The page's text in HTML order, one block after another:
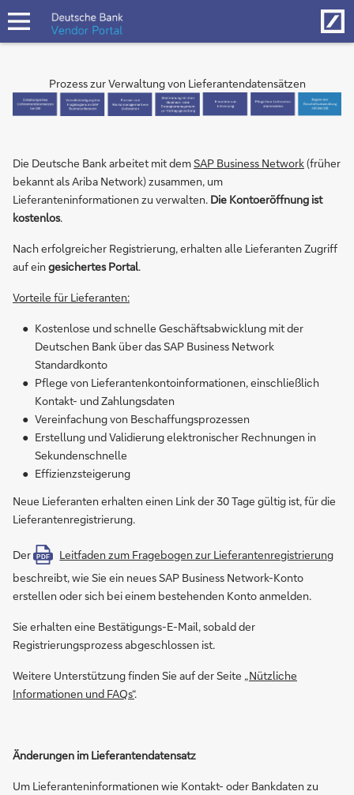
Prozess zur Verwaltung von Lieferantendatensätzen
Die Deutsche Bank arbeitet mit demSAP Business Network(früher
bekannt als Ariba Network) zusammen, um
Lieferanteninformationen zu verwalten. Die Kontoeröffnung ist
kostenlos.
Nach erfolgreicher Registrierung, erhalten alle Lieferanten Zugriff
auf ein gesichertes Portal.
Vorteile für Lieferanten:
Kostenlose und schnelle Geschäftsabwicklung mit der
Deutschen Bank über das SAP Business Network
Standardkonto
Pflege von Lieferantenkontoinformationen, einschließlich
Kontakt- und Zahlungsdaten
Vereinfachung von Beschaffungsprozessen
Erstellung und Validierung elektronischer Rechnungen in
Sekundenschnelle
Effizienzsteigerung
Neue Lieferanten erhalten einen Link der 30 Tage gültig ist, für die
Lieferantenregistrierung.
Der PDF
Leitfaden zum Fragebogen zur Lieferantenregistrierung
beschreibt, wie Sie ein neues SAP Business Network-Konto
erstellen oder sich bei einem bestehenden Konto anmelden.
Sie erhalten eine Bestätigungs-E-Mail, sobald der
Registrierungsprozess abgeschlossen ist.
Weitere Unterstützung finden Sie auf der Seite „Nützliche
Informationen und FAQs“.
Änderungen im Lieferantendatensatz
Um Lieferanteninformationen wie Kontakt- oder Bankdaten zu